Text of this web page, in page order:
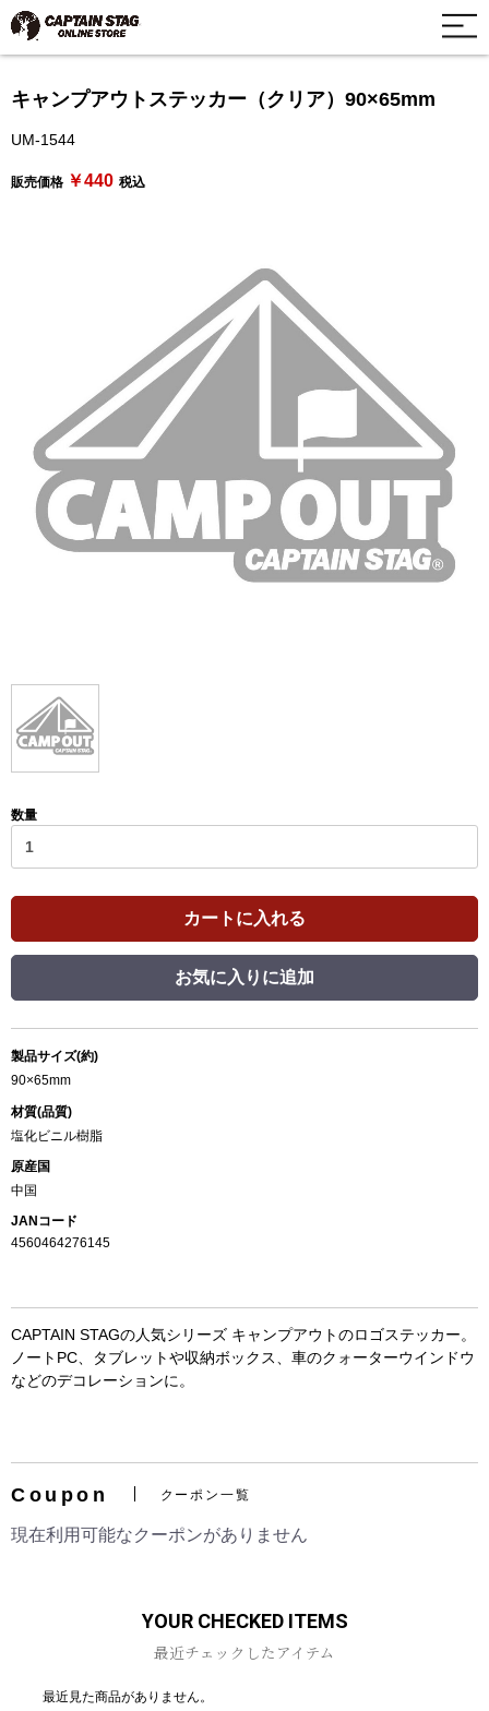
キャンプアウトステッカー（クリア）90×65mm
UM-1544
販売価格 ￥440 税込
数量
カートに入れる
お気に入りに追加
製品サイズ(約)
90×65mm
材質(品質)
塩化ビニル樹脂
原産国
中国
JANコード
4560464276145
CAPTAIN STAGの人気シリーズ キャンプアウトのロゴステッカー。
ノートPC、タブレットや収納ボックス、車のクォーターウインドウ
などのデコレーションに。
Coupon クーポン一覧
現在利用可能なクーポンがありません
YOUR CHECKED ITEMS
最近チェックしたアイテム
最近見た商品がありません。